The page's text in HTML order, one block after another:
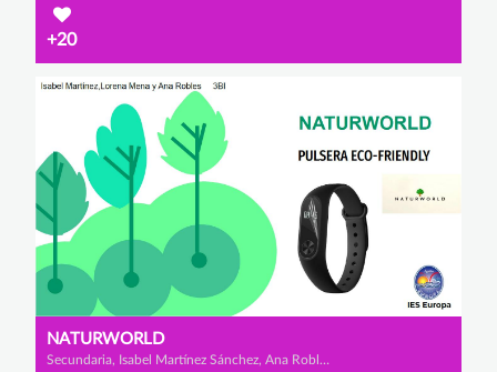
+20
NATURWORLD
Secundaria, Isabel Martínez Sánchez, Ana Robles Collado y Lorena Mena Gavilán